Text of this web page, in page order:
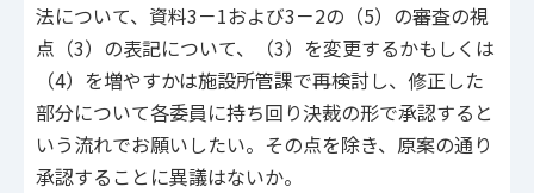
法について、資料3－1および3－2の（5）の審査の視
点（3）の表記について、（3）を変更するかもしくは
（4）を増やすかは施設所管課で再検討し、修正した
部分について各委員に持ち回り決裁の形で承認すると
いう流れでお願いしたい。その点を除き、原案の通り
承認することに異議はないか。